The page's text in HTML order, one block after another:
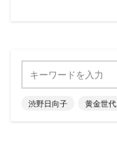
渋野日向子 黄金世代